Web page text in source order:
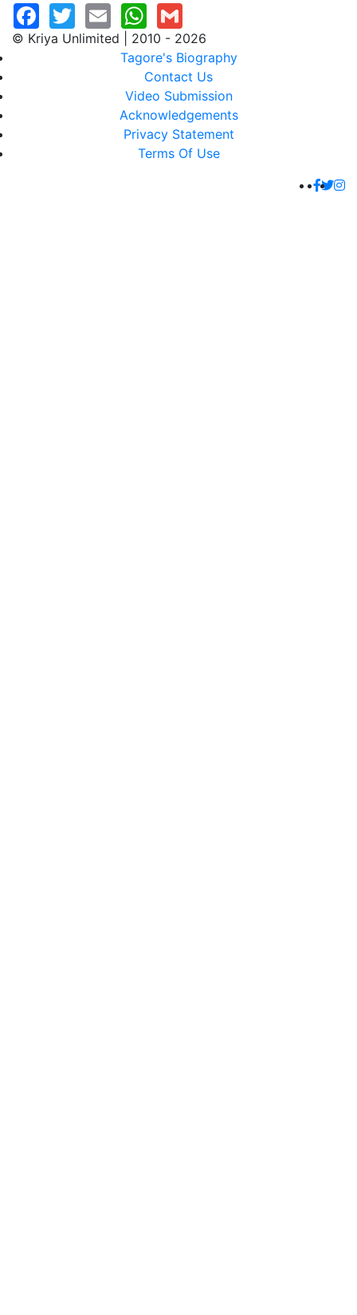
© Kriya Unlimited | 2010 - 2026
Tagore's Biography
Contact Us
Video Submission
Acknowledgements
Privacy Statement
Terms Of Use